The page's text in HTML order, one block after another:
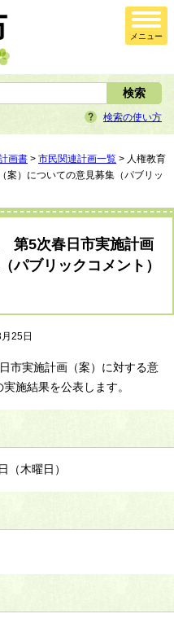
メニュー
検索の使い方
画書 > 市民関連計画一覧 > 人権教育
）についての意見募集（パブリッ
第5次春日市実施計画
パブリックコメント）
25日
市実施計画（案）に対する意
施結果を公表します。
（木曜日）